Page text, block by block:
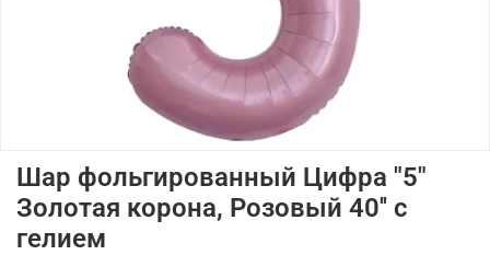
Шар фольгированный Цифра "5"
Золотая корона, Розовый 40'' с
гелием